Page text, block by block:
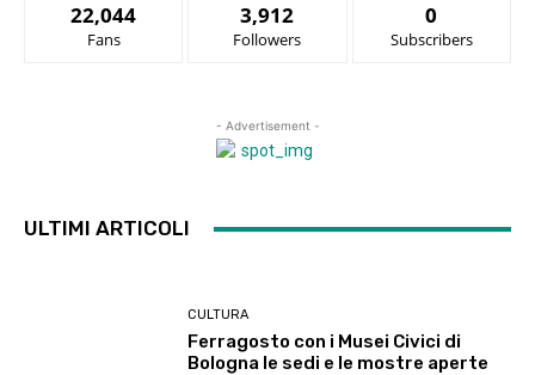
22,044
Fans
3,912
Followers
0
Subscribers
- Advertisement -
ULTIMI ARTICOLI
CULTURA
Ferragosto con i Musei Civici di
Bologna le sedi e le mostre aperte